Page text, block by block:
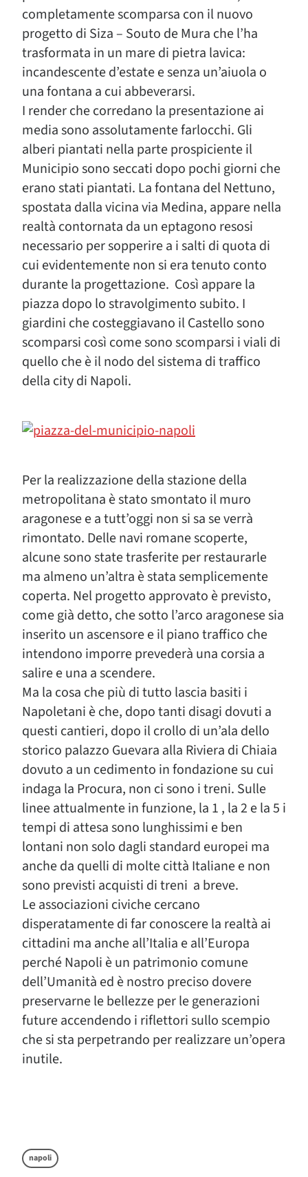
completamente scomparsa con il nuovo
progetto di Siza – Souto de Mura che l’ha
trasformata in un mare di pietra lavica:
incandescente d’estate e senza un’aiuola o
una fontana a cui abbeverarsi.
I render che corredano la presentazione ai
media sono assolutamente farlocchi. Gli
alberi piantati nella parte prospiciente il
Municipio sono seccati dopo pochi giorni che
erano stati piantati. La fontana del Nettuno,
spostata dalla vicina via Medina, appare nella
realtà contornata da un eptagono resosi
necessario per sopperire a i salti di quota di
cui evidentemente non si era tenuto conto
durante la progettazione. Così appare la
piazza dopo lo stravolgimento subito. I
giardini che costeggiavano il Castello sono
scomparsi così come sono scomparsi i viali di
quello che è il nodo del sistema di traffico
della city di Napoli.
Per la realizzazione della stazione della
metropolitana è stato smontato il muro
aragonese e a tutt’oggi non si sa se verrà
rimontato. Delle navi romane scoperte,
alcune sono state trasferite per restaurarle
ma almeno un’altra è stata semplicemente
coperta. Nel progetto approvato è previsto,
come già detto, che sotto l’arco aragonese sia
inserito un ascensore e il piano traffico che
intendono imporre prevederà una corsia a
salire e una a scendere.
Ma la cosa che più di tutto lascia basiti i
Napoletani è che, dopo tanti disagi dovuti a
questi cantieri, dopo il crollo di un’ala dello
storico palazzo Guevara alla Riviera di Chiaia
dovuto a un cedimento in fondazione su cui
indaga la Procura, non ci sono i treni. Sulle
linee attualmente in funzione, la 1 , la 2 e la 5 i
tempi di attesa sono lunghissimi e ben
lontani non solo dagli standard europei ma
anche da quelli di molte città Italiane e non
sono previsti acquisti di treni a breve.
Le associazioni civiche cercano
disperatamente di far conoscere la realtà ai
cittadini ma anche all’Italia e all’Europa
perché Napoli è un patrimonio comune
dell’Umanità ed è nostro preciso dovere
preservarne le bellezze per le generazioni
future accendendo i riflettori sullo scempio
che si sta perpetrando per realizzare un’opera
inutile.
napoli